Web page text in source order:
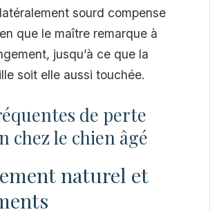
sourd compense
que le maître remarque à
jusqu’à ce que la
soit elle aussi touchée.
de perte
chez le chien âgé
naturel et